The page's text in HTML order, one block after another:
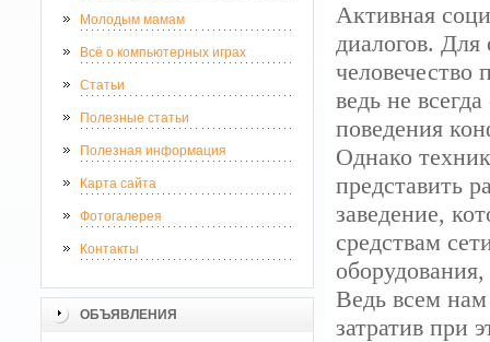
Молодым мамам
Всё о компьютерных играх
Статьи
Полезные статьи
Полезная информация
Карта сайта
Фотогалерея
Контакты
ОБЪЯВЛЕНИЯ
Активная
диалогов.
человечество
ведь не
поведения
Однако
представить
заведение,
средствам
Ведь всем
затратив при